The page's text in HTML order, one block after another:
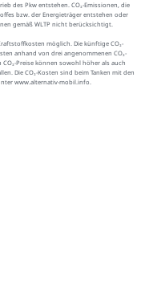
des Pkw entstehen. CO₂-Emissionen, die
bzw. der Energieträger entstehen oder
gemäß WLTP nicht berücksichtigt.
möglich. Die künftige CO₂-
anhand von drei angenommenen CO₂-
Preise können sowohl höher als auch
Die CO₂-Kosten sind beim Tanken mit den
www.alternativ-mobil.info.